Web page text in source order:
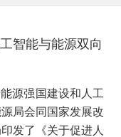
智能与能源双向
源强国建设和人工
局会同国家发展改
发了《关于促进人